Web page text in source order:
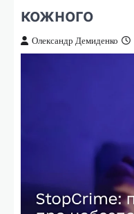
кожного
Олександр Демиденко